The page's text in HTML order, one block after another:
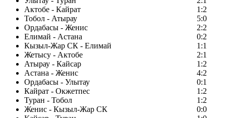
Актобе - Кайрат
1:2
Тобол - Атырау
5:0
Ордабасы - Женис
2:2
Елимай - Астана
0:2
Кызыл-Жар СК - Елимай
1:1
Жетысу - Актобе
2:1
Атырау - Кайсар
1:2
Астана - Женис
4:2
Ордабасы - Улытау
0:1
Кайрат - Окжетпес
1:2
Туран - Тобол
1:2
Женис - Кызыл-Жар СК
0:0